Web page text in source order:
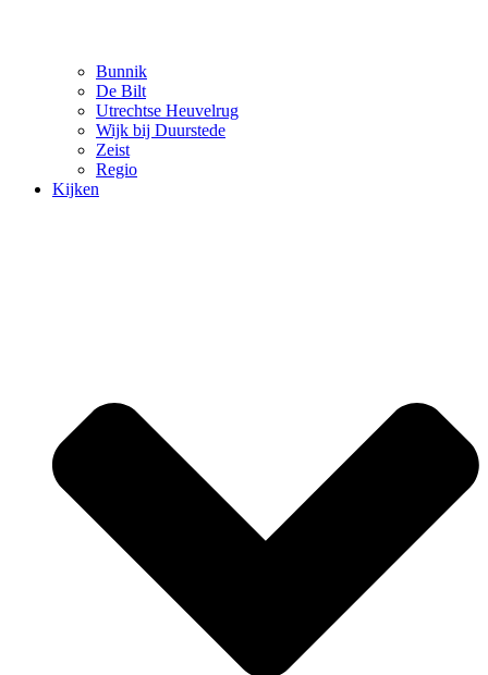
Bunnik
De Bilt
Utrechtse Heuvelrug
Wijk bij Duurstede
Zeist
Regio
Kijken